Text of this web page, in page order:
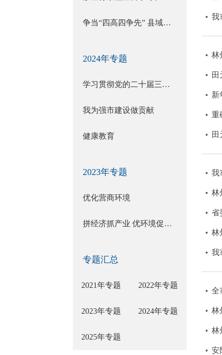
争当“四高四争先” 县域标杆
2024年专题
学习贯彻党的二十届三中全会精神
我为强市建设做贡献
健康教育
2023年专题
优化营商环境
拼经济抓产业 优环境促发展
专题汇总
2021年专题 2022年专题
2023年专题 2024年专题
2025年专题
我
林
田
新
重
田
我
林
省
林
我
全
林
林
安